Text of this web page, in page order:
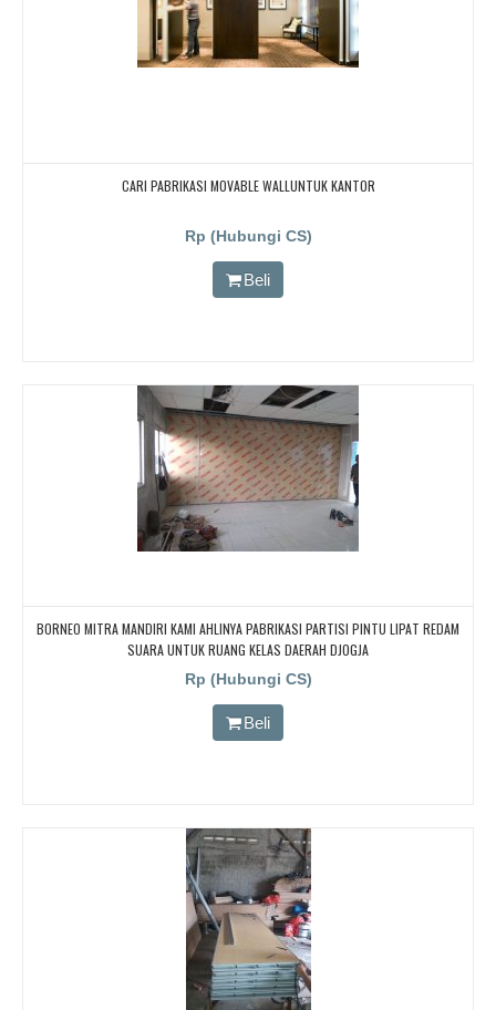
CARI PABRIKASI MOVABLE WALLUNTUK KANTOR
Rp (Hubungi CS)
Beli
BORNEO MITRA MANDIRI KAMI AHLINYA PABRIKASI PARTISI PINTU LIPAT REDAM
SUARA UNTUK RUANG KELAS DAERAH DJOGJA
Rp (Hubungi CS)
Beli